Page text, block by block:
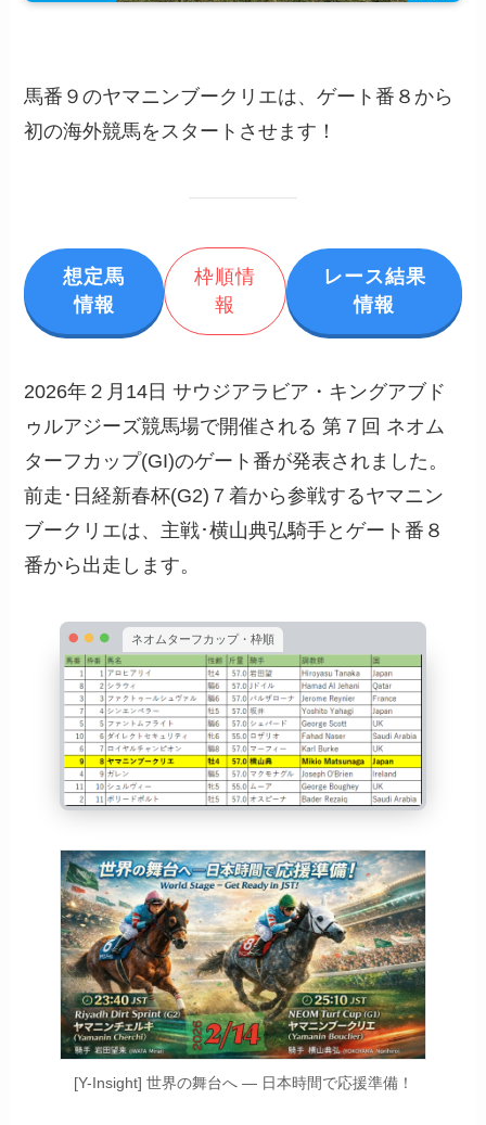
馬番９のヤマニンブークリエは、ゲート番８から
初の海外競馬をスタートさせます！
想定馬
情報
枠順情
報
レース結果
情報
2026年２月14日 サウジアラビア・キングアブド
ゥルアジーズ競馬場で開催される 第７回 ネオム
ターフカップ(GI)のゲート番が発表されました。
前走･日経新春杯(G2)７着から参戦するヤマニン
ブークリエは、主戦･横山典弘騎手とゲート番８
番から出走します。
ネオムターフカップ・枠順
[Y-Insight] 世界の舞台へ — 日本時間で応援準備！